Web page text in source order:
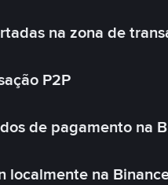
na zona de
P2P
de pagamento na
localmente na